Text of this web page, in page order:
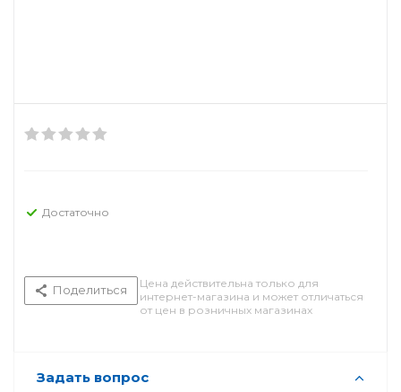
Достаточно
Поделиться
Цена действительна только для
интернет-магазина и может отличаться
от цен в розничных магазинах
Задать вопрос